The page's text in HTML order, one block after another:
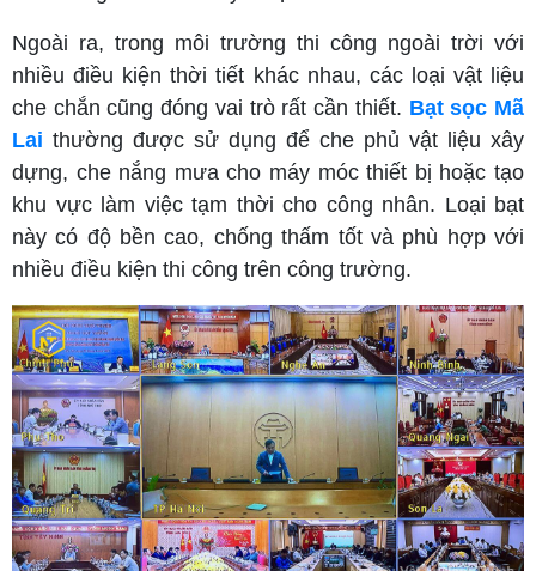
Ngoài ra, trong môi trường thi công ngoài trời với
nhiều điều kiện thời tiết khác nhau, các loại vật liệu
che chắn cũng đóng vai trò rất cần thiết. Bạt sọc Mã
Lai thường được sử dụng để che phủ vật liệu xây
dựng, che nắng mưa cho máy móc thiết bị hoặc tạo
khu vực làm việc tạm thời cho công nhân. Loại bạt
này có độ bền cao, chống thấm tốt và phù hợp với
nhiều điều kiện thi công trên công trường.